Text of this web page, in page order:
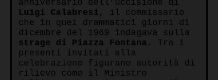
anniversario dell’uccisione di
Luigi Calabresi , il commissario
che in quei drammatici giorni di
dicembre del 1969 indagava sulla
strage di Piazza Fontana . Tra i
presenti invitati alla
celebrazione figurano autorità di
rilievo come il Ministro